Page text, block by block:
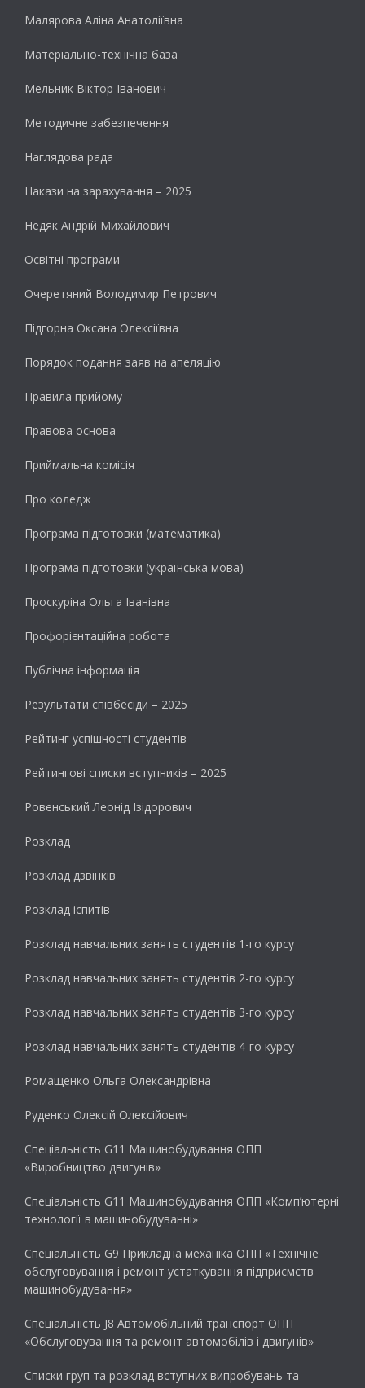
Малярова Аліна Анатоліївна
Матеріально-технічна база
Мельник Віктор Іванович
Методичне забезпечення
Наглядова рада
Накази на зарахування – 2025
Недяк Андрій Михайлович
Освітні програми
Очеретяний Володимир Петрович
Підгорна Оксана Олексіївна
Порядок подання заяв на апеляцію
Правила прийому
Правова основа
Приймальна комісія
Про коледж
Програма підготовки (математика)
Програма підготовки (українська мова)
Проскуріна Ольга Іванівна
Профорієнтаційна робота
Публічна інформація
Результати cпівбесіди – 2025
Рейтинг успішності студентів
Рейтингові списки вступників – 2025
Ровенський Леонід Ізідорович
Розклад
Розклад дзвінків
Розклад іспитів
Розклад навчальних занять студентів 1-го курсу
Розклад навчальних занять студентів 2-го курсу
Розклад навчальних занять студентів 3-го курсу
Розклад навчальних занять студентів 4-го курсу
Ромащенко Ольга Олександрівна
Руденко Олексій Олексійович
Спеціальність G11 Машинобудування ОПП
«Виробництво двигунів»
Спеціальність G11 Машинобудування ОПП «Комп’ютерні
технології в машинобудуванні»
Спеціальність G9 Прикладна механіка ОПП «Технічне
обслуговування і ремонт устаткування підприємств
машинобудування»
Спеціальність J8 Автомобільний транспорт ОПП
«Обслуговування та ремонт автомобілів і двигунів»
Списки груп та розклад вступних випробувань та